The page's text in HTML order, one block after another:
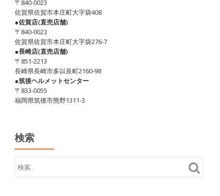
〒840-0023
佐賀県佐賀市本庄町大字袋408
●佐賀店(直売店舗)
〒840-0023
佐賀県佐賀市本庄町大字袋276-7
●長崎店(直売店舗)
〒851-2213
長崎県長崎市多以良町2160-98
●筑後ヘルメットセンター
〒833-0055
福岡県筑後市熊野1311-3
検索